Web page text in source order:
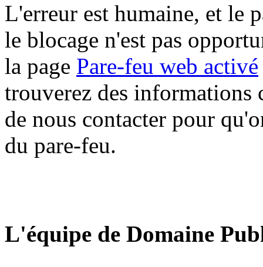
L'erreur est humaine, et le
le blocage n'est pas
la page Pare-feu web activé
trouverez des informations
de nous contacter pour
du pare-feu.
L'équipe de Domaine